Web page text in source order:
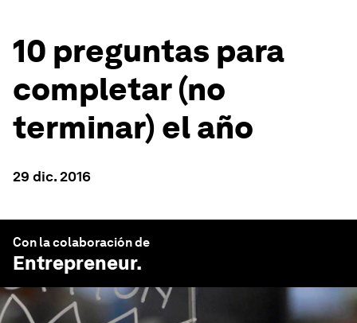
10 preguntas para
completar (no
terminar) el año
29 dic. 2016
Con la colaboración de
Entrepreneur.